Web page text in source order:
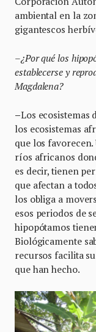
ambiental en la
gigantescos
–¿Por qué los
establecerse y
Magdalena?
–Los ecosistemas
los ecosistemas
que los favorecen.
ríos africanos
es decir, tienen
que afectan a
los obliga a
esos periodos de
hipopótamos
Biológicamente
recursos facilita
que han hecho.